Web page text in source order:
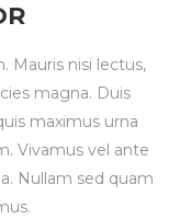
Mauris nisi lectus,
magna. Duis
maximus urna
Vivamus vel ante
Nullam sed quam